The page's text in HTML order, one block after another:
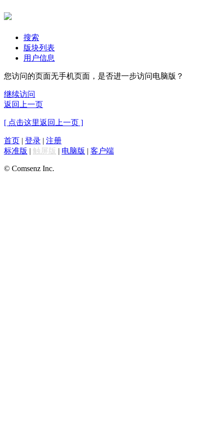
搜索
版块列表
用户信息
您访问的页面无手机页面，是否进一步访问电脑版？
继续访问
返回上一页
[ 点击这里返回上一页 ]
首页 | 登录 | 注册
标准版 | 触屏版 | 电脑版 | 客户端
© Comsenz Inc.